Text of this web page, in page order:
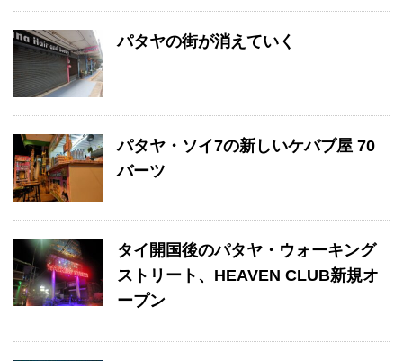
パタヤの街が消えていく
パタヤ・ソイ7の新しいケバブ屋 70
バーツ
タイ開国後のパタヤ・ウォーキング
ストリート、HEAVEN CLUB新規オ
ープン